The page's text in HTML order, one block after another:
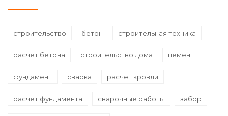
строительство бетон строительная техника
расчет бетона строительство дома цемент
фундамент сварка расчет кровли
расчет фундамента сварочные работы забор